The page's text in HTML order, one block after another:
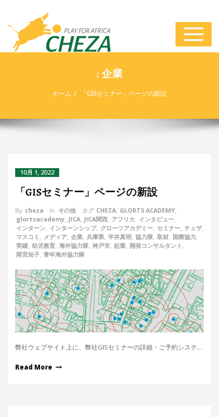
ナ
ビ
ゲ
り
替
: 企業
ホーム 「GISセミナー」ページの新設
10月 1, 2022
「GISセミナー」ページの新設
By cheza In その他 タグ CHEZA, GLORTS ACADEMY,
glortsacademy, JICA, JICA関西, アフリカ, インタビュー,
インターン, インターンシップ, グローツアカデミー, セミナー, チェザ,
マスコミ , メディア, 企業, 兵庫県, 半井真明, 協力隊, 取材, 国際協力,
実績, 幼児教育, 海外協力隊, 神戸市, 起業, 開発コンサルタント,
雨宮知子, 青年海外協力隊
弊社ウェブサイト上に、弊社GISセミナーの詳細・ご予約システ…
Read More